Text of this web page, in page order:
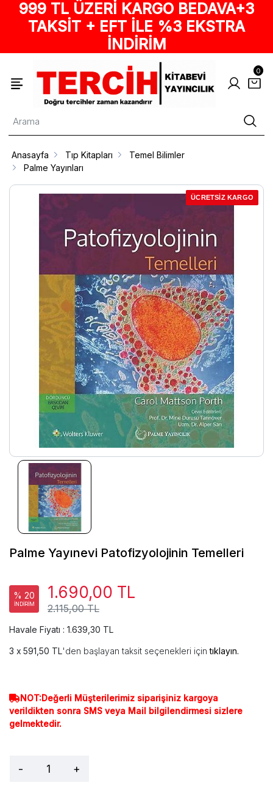
999 TL ÜZERİ KARGO BEDAVA+3
TAKSİT + EFT İLE %3 EKSTRA
İNDİRİM
0
Anasayfa Tıp Kitapları
Temel Bilimler
Palme Yayınları
ÜCRETSİZ KARGO
Palme Yayınevi Patofizyolojinin Temelleri
% 20
İNDİRİM 2.115,00 TL
1.690,00 TL
Havale Fiyatı : 1.639,30 TL
591,50 TL'den başlayan taksit seçenekleri içintıklayın.
NOT:Değerli Müşterilerimiz siparişiniz kargoya
verildikten sonra SMS veya Mail bilgilendirmesi sizlere
gelmektedir.
- +